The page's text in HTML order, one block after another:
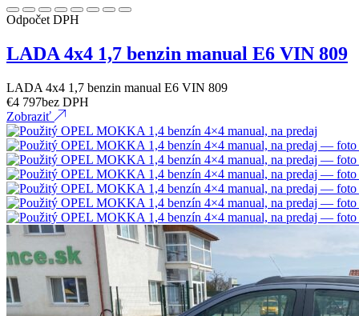
Odpočet DPH
LADA 4x4 1,7 benzin manual E6 VIN 809
LADA 4x4 1,7 benzin manual E6 VIN 809
€4 797bez DPH
Zobraziť